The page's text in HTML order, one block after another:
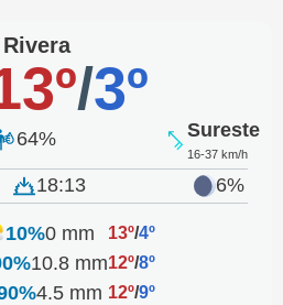
Rivera
/3º
64% Sureste
16-37 km/h
18:13 6%
10%0 mm 13º/4º
10.8 mm12º/8º
4.5 mm 12º/9º